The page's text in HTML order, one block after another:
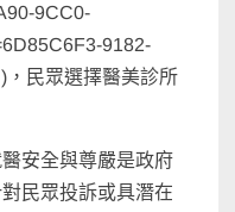
9CC0-
9182-
民眾選擇醫美診所
安全與尊嚴是政府
民眾投訴或具潛在